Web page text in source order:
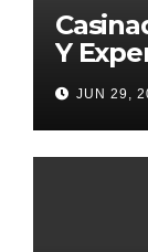
Y
2026
JUN 29,